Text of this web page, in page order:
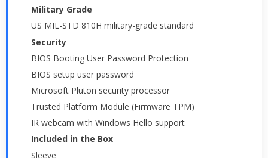
Military Grade
US MIL-STD 810H military-grade standard
Security
BIOS Booting User Password Protection
BIOS setup user password
Microsoft Pluton security processor
Trusted Platform Module (Firmware TPM)
IR webcam with Windows Hello support
Included in the Box
Sleeve